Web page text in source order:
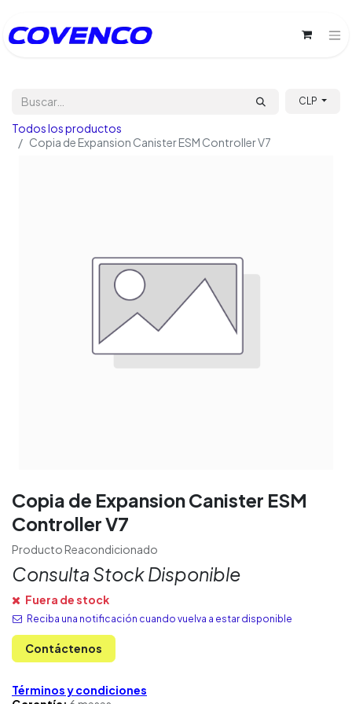
CLP
Todos los productos
Copia de Expansion Canister ESM Controller V7
Copia de Expansion Canister ESM
Controller V7
Producto Reacondicionado
Consulta Stock Disponible
Fuera de stock
Reciba una notificación cuando vuelva a estar disponible
Contáctenos
Términos y condiciones